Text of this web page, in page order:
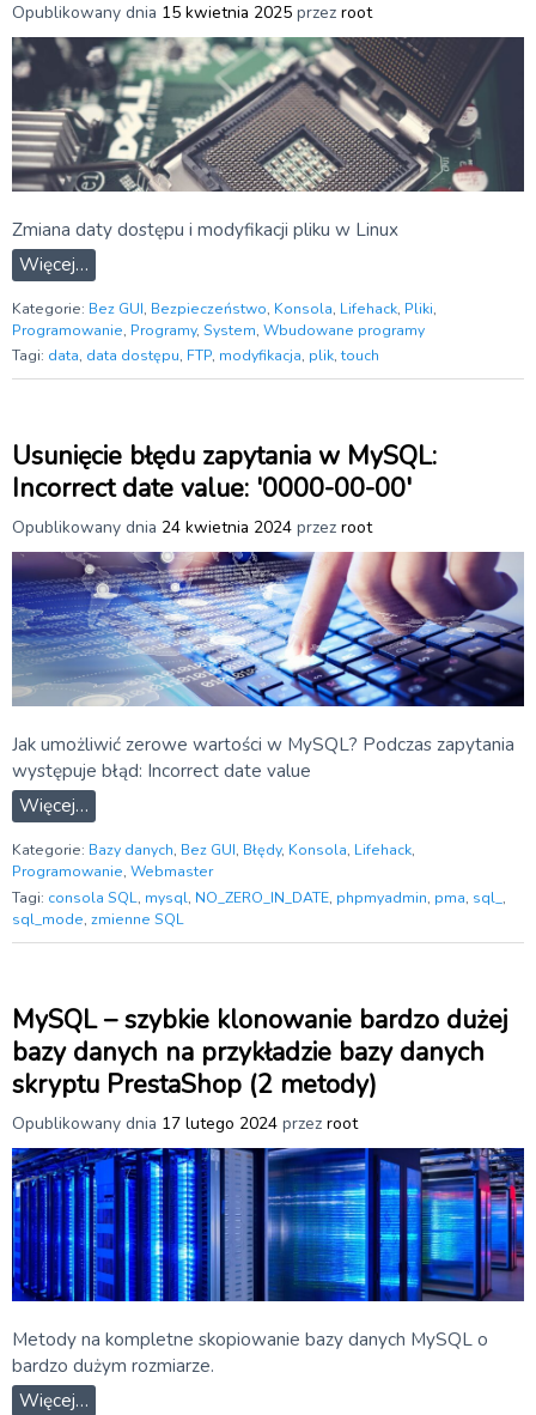
Opublikowany dnia 15 kwietnia 2025 przez root
Zmiana daty dostępu i modyfikacji pliku w Linux
Więcej…
Kategorie: Bez GUI, Bezpieczeństwo, Konsola, Lifehack, Pliki,
Programowanie, Programy, System, Wbudowane programy
Tagi: data, data dostępu, FTP, modyfikacja, plik,touch
Usunięcie błędu zapytania w MySQL:
Incorrect date value: '0000-00-00′
Opublikowany dnia 24 kwietnia 2024 przez root
Jak umożliwić zerowe wartości w MySQL? Podczas zapytania
występuje błąd: Incorrect date value
Więcej…
Kategorie: Bazy danych, Bez GUI, Błędy, Konsola, Lifehack,
Programowanie, Webmaster
Tagi: consola SQL, mysql, NO_ZERO_IN_DATE, phpmyadmin, pma, sql_ ,
sql_mode, zmienne SQL
MySQL – szybkie klonowanie bardzo dużej
bazy danych na przykładzie bazy danych
skryptu PrestaShop (2 metody)
Opublikowany dnia 17 lutego 2024 przez root
Metody na kompletne skopiowanie bazy danych MySQL o
bardzo dużym rozmiarze.
Więcej…